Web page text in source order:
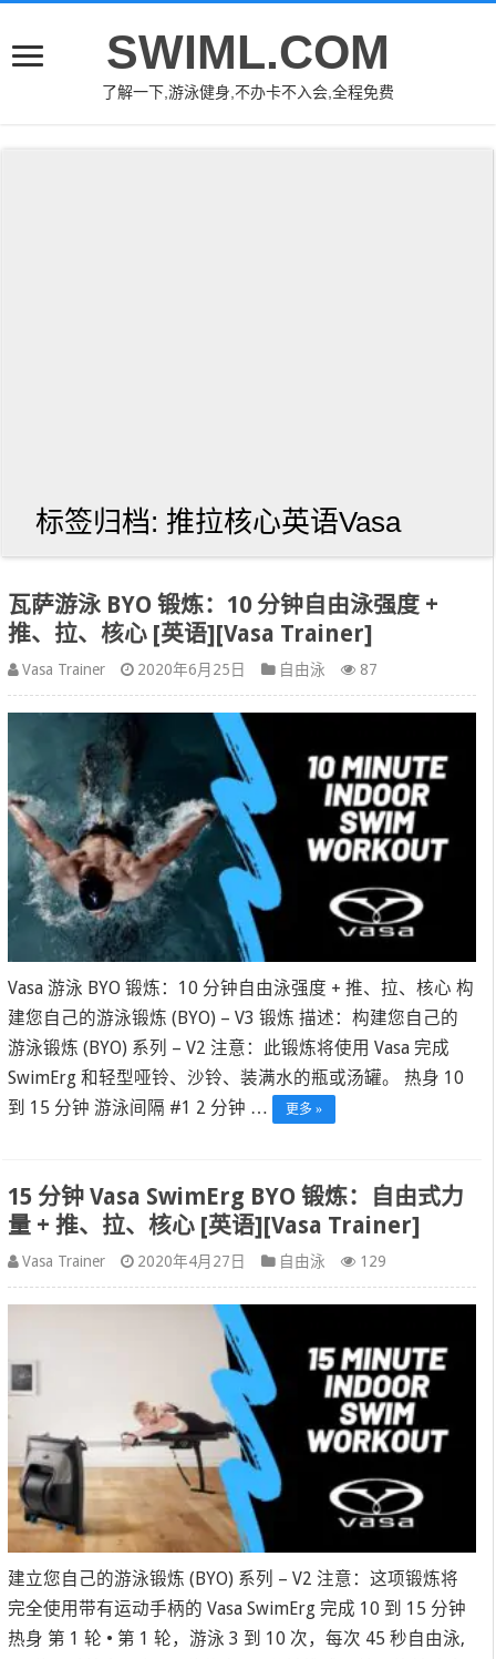
SWIML.COM
了解一下,游泳健身,不办卡不入会,全程免费
标签归档: 推拉核心英语Vasa
瓦萨游泳 BYO 锻炼：10 分钟自由泳强度 +
推、拉、核心 [英语][Vasa Trainer]
Vasa Trainer 2020年6月25日 自由泳 87
Vasa 游泳 BYO 锻炼：10 分钟自由泳强度 + 推、拉、核心 构
建您自己的游泳锻炼 (BYO) – V3 锻炼 描述：构建您自己的
游泳锻炼 (BYO) 系列 – V2 注意：此锻炼将使用 Vasa 完成
SwimErg 和轻型哑铃、沙铃、装满水的瓶或汤罐。 热身 10
到 15 分钟 游泳间隔 #1 2 分钟 …
更多 »
15 分钟 Vasa SwimErg BYO 锻炼：自由式力
量 + 推、拉、核心 [英语][Vasa Trainer]
Vasa Trainer 2020年4月27日 自由泳 129
建立您自己的游泳锻炼 (BYO) 系列 – V2 注意：这项锻炼将
完全使用带有运动手柄的 Vasa SwimErg 完成 10 到 15 分钟
热身 第 1 轮 • 第 1 轮，游泳 3 到 10 次，每次 45 秒自由泳,